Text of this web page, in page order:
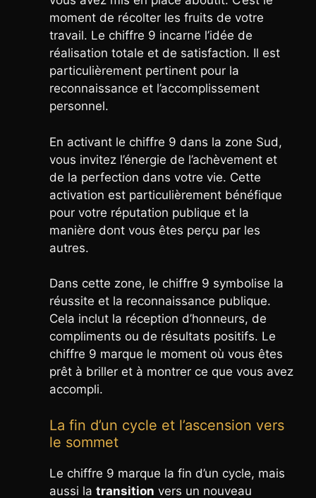
moment de récolter les fruits de votre
travail. Le chiffre 9 incarne l’idée de
réalisation totale et de satisfaction. Il est
particulièrement pertinent pour la
reconnaissance et l’accomplissement
personnel.
En activant le chiffre 9 dans la zone Sud,
vous invitez l’énergie de l’achèvement et
de la perfection dans votre vie. Cette
activation est particulièrement bénéfique
pour votre réputation publique et la
manière dont vous êtes perçu par les
autres.
Dans cette zone, le chiffre 9 symbolise la
réussite et la reconnaissance publique.
Cela inclut la réception d’honneurs, de
compliments ou de résultats positifs. Le
chiffre 9 marque le moment où vous êtes
prêt à briller et à montrer ce que vous avez
accompli.
La fin d’un cycle et l’ascension vers
le sommet
Le chiffre 9 marque la fin d’un cycle, mais
aussi la transition vers un nouveau